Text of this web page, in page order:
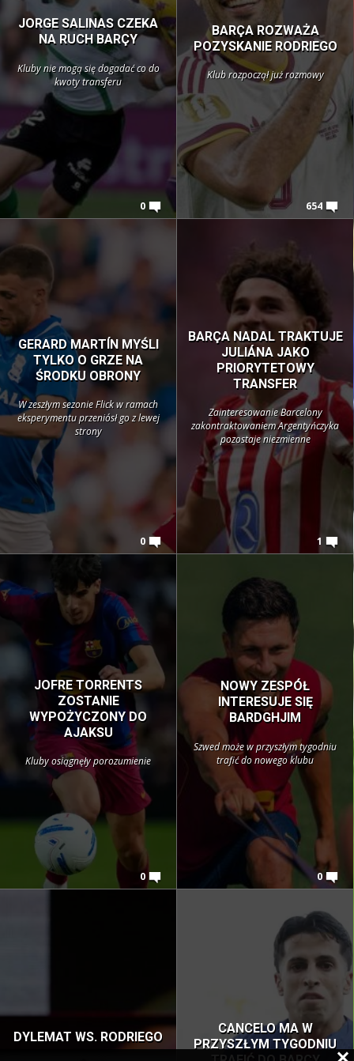
JORGE SALINAS CZEKA
NA RUCH BARÇY
Kluby nie mogą się dogadać co do
kwoty transferu
0
BARÇA ROZWAŻA
POZYSKANIE RODRIEGO
Klub rozpoczął już rozmowy
654
GERARD MARTÍN MYŚLI
TYLKO O GRZE NA
ŚRODKU OBRONY
W zeszłym sezonie Flick w ramach
eksperymentu przeniósł go z lewej
strony
0
BARÇA NADAL TRAKTUJE
JULIÁNA JAKO
PRIORYTETOWY
TRANSFER
Zainteresowanie Barcelony
zakontraktowaniem Argentyńczyka
pozostaje niezmienne
1
JOFRE TORRENTS
ZOSTANIE
WYPOŻYCZONY DO
AJAKSU
Kluby osiągnęły porozumienie
0
NOWY ZESPÓŁ
INTERESUJE SIĘ
BARDGHJIM
Szwed może w przyszłym tygodniu
trafić do nowego klubu
0
DYLEMAT WS. RODRIEGO
CANCELO MA W
PRZYSZŁYM TYGODNIU